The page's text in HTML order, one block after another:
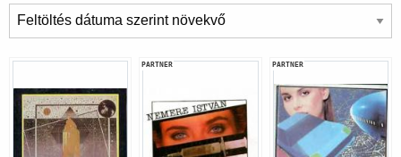
PARTNER PARTNER